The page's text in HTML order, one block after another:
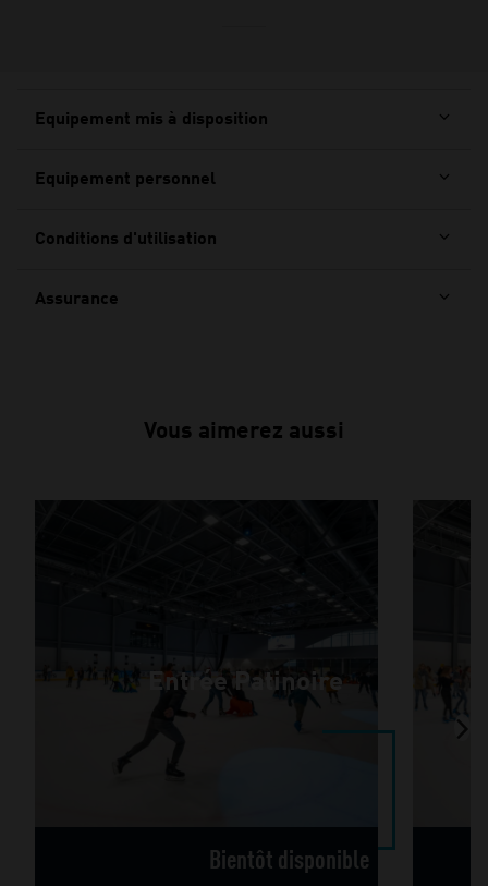
Equipement mis à disposition
Equipement personnel
Conditions d'utilisation
Assurance
Vous aimerez aussi
Entrée Patinoire
Bientôt disponible